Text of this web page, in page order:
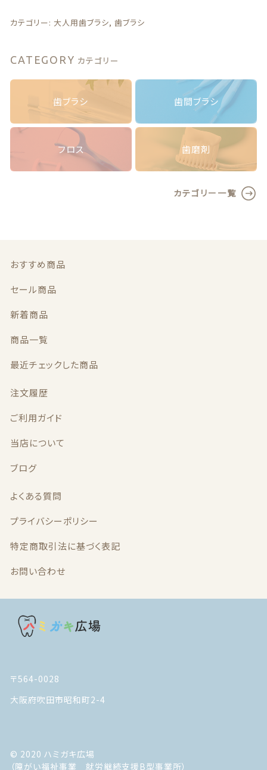
カテゴリー: 大人用歯ブラシ, 歯ブラシ
CATEGORY カテゴリー
歯ブラシ 歯間ブラシ
フロス 歯磨剤
カテゴリー一覧
おすすめ商品
セール商品
新着商品
商品一覧
最近チェックした商品
注文履歴
ご利用ガイド
当店について
ブログ
よくある質問
プライバシーポリシー
特定商取引法に基づく表記
お問い合わせ
〒564-0028
大阪府吹田市昭和町2-4
© 2020 ハミガキ広場
（障がい福祉事業 就労継続支援B型事業所）
注文履歴
ご利用ガイド
ブログ
よくある質問
（障がい福祉事業 就労継続支援B型事業所）